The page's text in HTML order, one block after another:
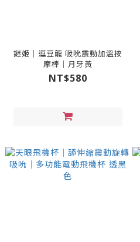
謎姬｜逗豆龍 吸吮震動加溫按
摩棒｜月牙黃
NT$580